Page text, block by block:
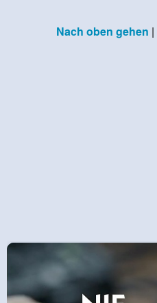
Nach oben gehen |